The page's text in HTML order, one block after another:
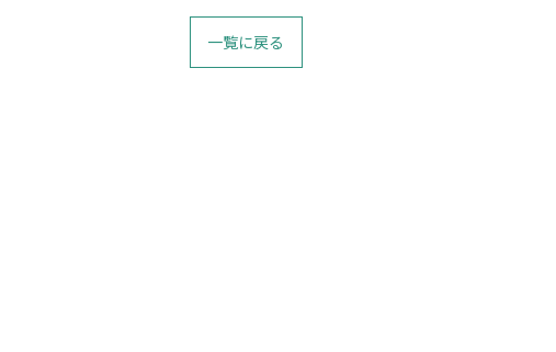
一覧に戻る